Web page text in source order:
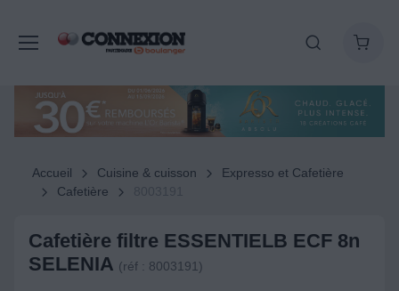
Accueil Cuisine & cuisson
Expresso et Cafetière
Cafetière
Cafetière filtre ESSENTIELB ECF 8n
SELENIA (réf : 8003191)